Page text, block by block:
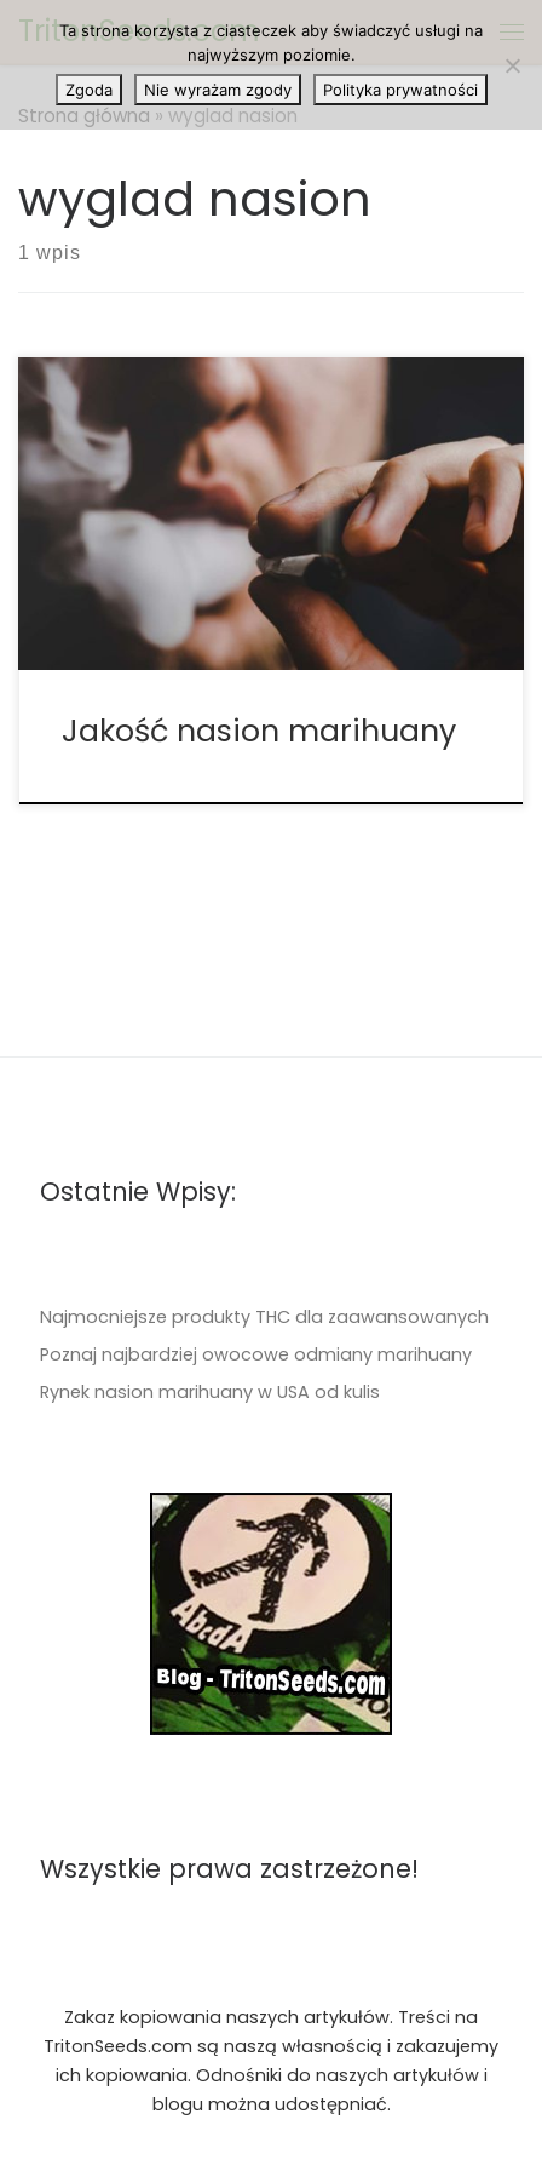
Przejdź do treści
TritonSeeds.com
Strona główna » wyglad nasion
wyglad nasion
1 wpis
Jakość nasion marihuany: Co warto wiedzieć zanim
zaczniemy uprawiać marihuanę. Jednym z kluczy
do uzyskania zdrowych i energicznie rosnących
roślin marihuany są wysokiej jakości nasiona.
Oczywiście do uzyskania końcowej wydajności
przyczyniają się także składniki odżywcze,
odpowiednie podlewanie i dobra jakość […]
Jakość nasion marihuany
Ostatnie Wpisy:
Najmocniejsze produkty THC dla zaawansowanych
Poznaj najbardziej owocowe odmiany marihuany
Rynek nasion marihuany w USA od kulis
Wszystkie prawa zastrzeżone!
Zakaz kopiowania naszych artykułów. Treści na
TritonSeeds.com są naszą własnością i zakazujemy
ich kopiowania. Odnośniki do naszych artykułów i
blogu można udostępniać.
Ta strona korzysta z ciasteczek aby świadczyć usługi na
najwyższym poziomie.
Zgoda
Nie wyrażam zgody Polityka prywatności